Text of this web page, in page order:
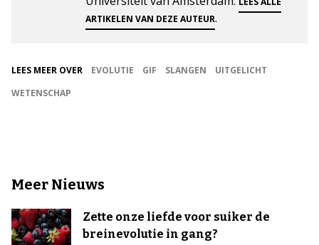
ARTIKELEN VAN DEZE AUTEUR.
LEES MEER OVER EVOLUTIE GIF SLANGEN
UITGELICHT
WETENSCHAP
Meer Nieuws
Zette onze liefde voor suiker de
breinevolutie in gang?